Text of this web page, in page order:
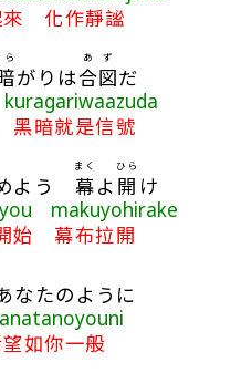
來 化作靜謐
ら
がりは合
あ
図
ず
だ
暗就是信號
よう 幕
まく
よ 開
ひら
け
makuyohirake
始 幕布拉開
たのように
如你一般